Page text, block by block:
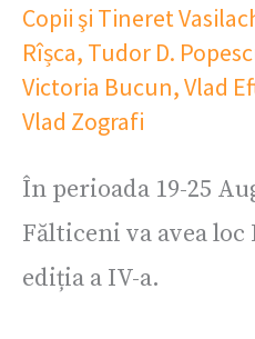
Copii şi Tineret
Rîșca, Tudor D.
Victoria Bucun,Vlad
Vlad Zografi
În perioada 19-25
Fălticeni va avea loc
ediția a IV-a.